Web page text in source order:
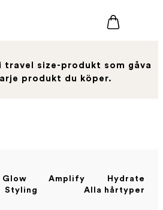
travel size-produkt som gåva
produkt du köper.
Glow Amplify
Hydrate
Styling Alla hårtyper